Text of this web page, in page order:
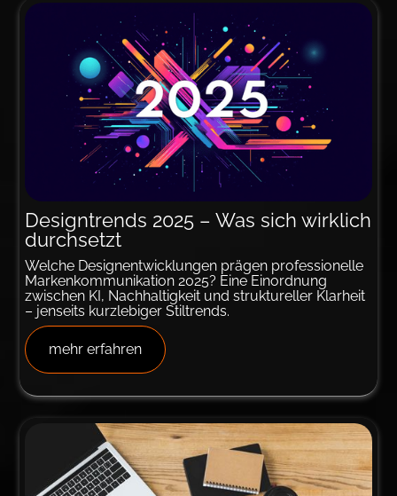
Design­trends 2025 – Was sich wirk­lich
durch­setzt
Welche Designentwicklungen prägen professionelle
Markenkommunikation 2025? Eine Einordnung
zwischen KI, Nachhaltigkeit und struktureller Klarheit
– jenseits kurzlebiger Stiltrends.
mehr erfahren